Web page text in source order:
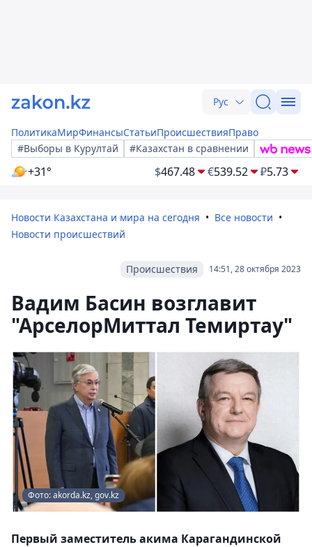
Рус
ПолитикаМирФинансыСтатьиПроисшествияПраво
#Выборы в Курултай
#Казахстан в сравнении
+31° $467.48 €539.52 ₽5.73
Новости Казахстана и мира на сегодня
Все новости
Новости происшествий
14:51, 28 октября 2023
Происшествия
Вадим Басин возглавит
"АрселорМиттал Темиртау"
Фото: akorda.kz, gov.kz
Первый заместитель акима Карагандинской